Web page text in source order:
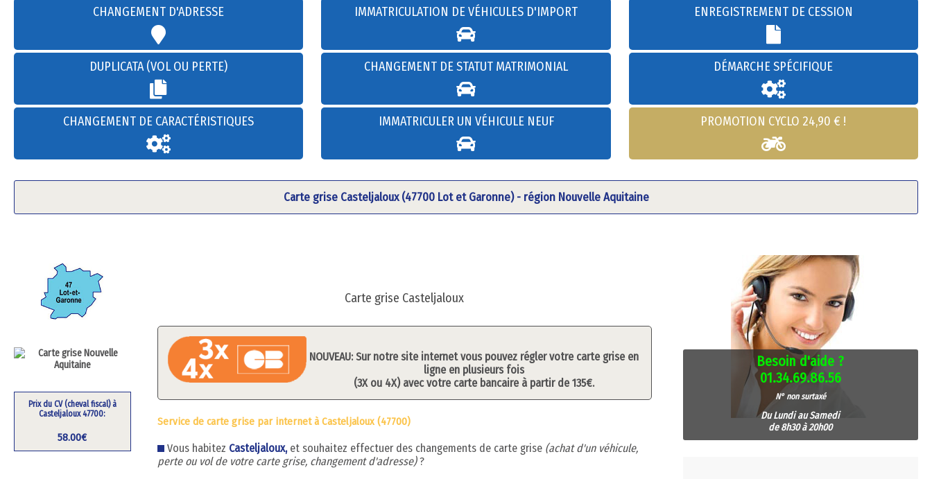
CHANGEMENT D'ADRESSE
DUPLICATA (VOL OU PERTE)
CHANGEMENT DE CARACTÉRISTIQUES
IMMATRICULATION DE VÉHICULES D'IMPORT
CHANGEMENT DE STATUT MATRIMONIAL
IMMATRICULER UN VÉHICULE NEUF
ENREGISTREMENT DE CESSION
DÉMARCHE SPÉCIFIQUE
PROMOTION CYCLO 24,90 € !
Carte grise Casteljaloux (47700 Lot et Garonne) - région Nouvelle Aquitaine
Prix du CV (cheval fiscal) à
Casteljaloux 47700:
58.00€
Carte grise Casteljaloux
NOUVEAU: Sur notre site internet vous pouvez régler votre carte grise en
ligne en plusieurs fois
(3X ou 4X) avec votre carte bancaire à partir de 135€.
Service de carte grise par internet à Casteljaloux (47700)
Vous habitez Casteljaloux, et souhaitez effectuer des changements de carte grise (achat d'un véhicule,
perte ou vol de votre carte grise, changement d'adresse)?
Besoin d'aide ?
01.34.69.86.56
N° non surtaxé
Du Lundi au Samedi
de 8h30 à 20h00